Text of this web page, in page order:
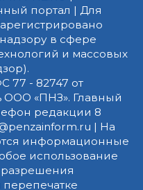
портал | Для
в сфере
и массовых
77 - 82747 от
ООО «ПНЗ». Главный
редакции 8
| На
информационные
использование
разрешения